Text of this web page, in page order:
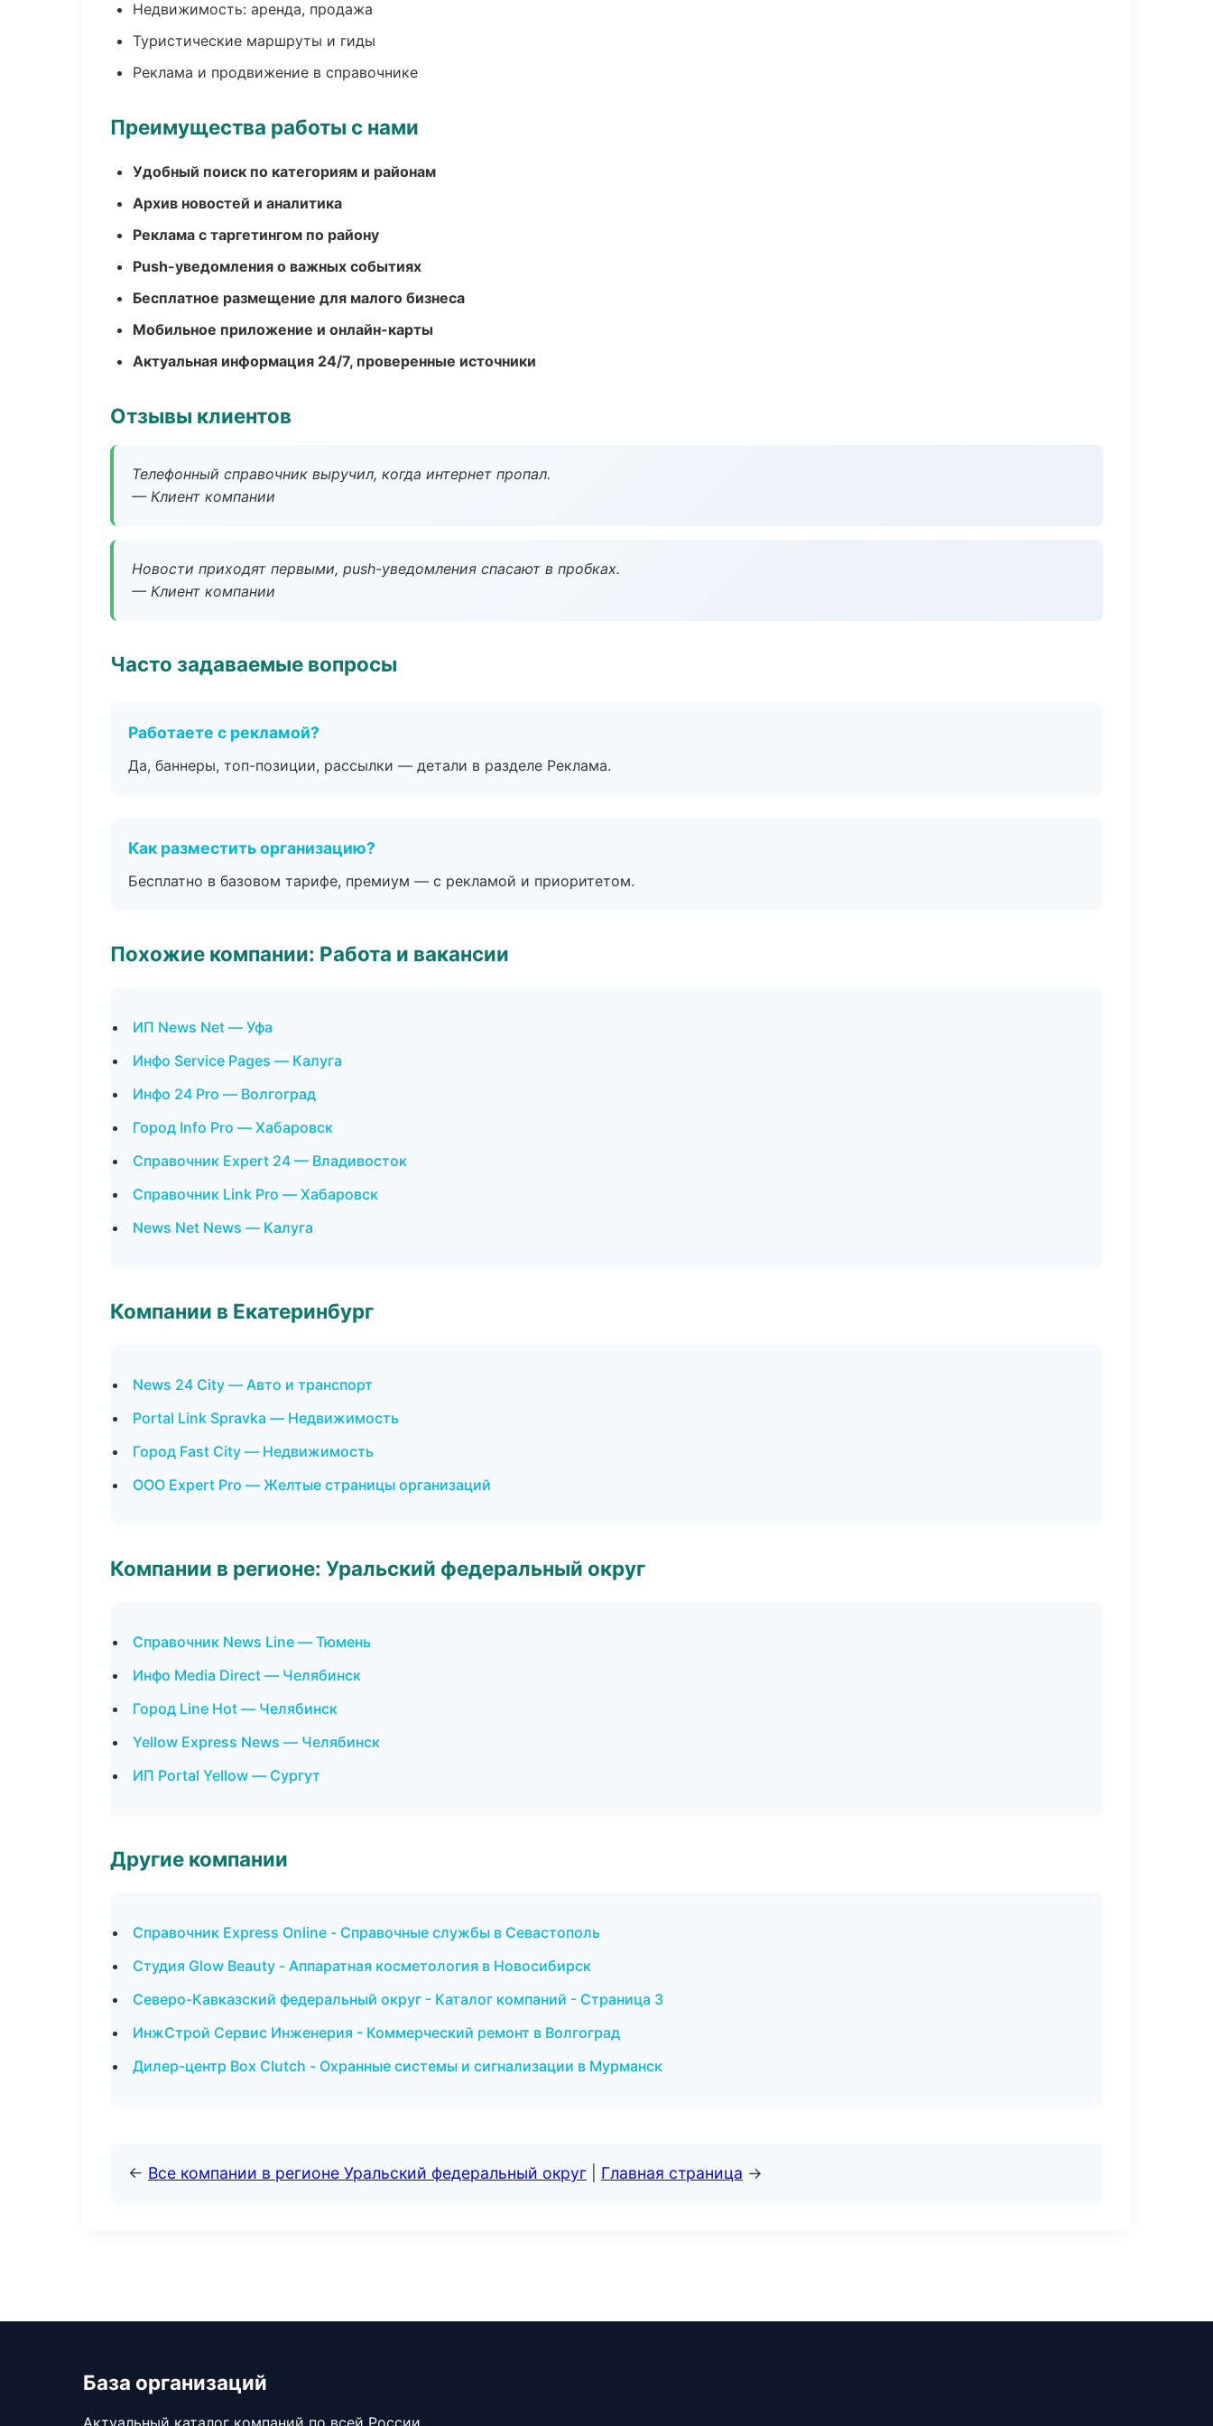
Недвижимость: аренда, продажа
Туристические маршруты и гиды
Реклама и продвижение в справочнике
Преимущества работы с нами
Удобный поиск по категориям и районам
Архив новостей и аналитика
Реклама с таргетингом по району
Push-уведомления о важных событиях
Бесплатное размещение для малого бизнеса
Мобильное приложение и онлайн-карты
Актуальная информация 24/7, проверенные источники
Отзывы клиентов
Телефонный справочник выручил, когда интернет пропал.
— Клиент компании
Новости приходят первыми, push-уведомления спасают в пробках.
— Клиент компании
Часто задаваемые вопросы
Работаете с рекламой?
Да, баннеры, топ-позиции, рассылки — детали в разделе Реклама.
Как разместить организацию?
Бесплатно в базовом тарифе, премиум — с рекламой и приоритетом.
Похожие компании: Работа и вакансии
ИП News Net — Уфа
Инфо Service Pages — Калуга
Инфо 24 Pro — Волгоград
Город Info Pro — Хабаровск
Справочник Expert 24 — Владивосток
Справочник Link Pro — Хабаровск
News Net News — Калуга
Компании в Екатеринбург
News 24 City — Авто и транспорт
Portal Link Spravka — Недвижимость
Город Fast City — Недвижимость
ООО Expert Pro — Желтые страницы организаций
Компании в регионе: Уральский федеральный округ
Справочник News Line — Тюмень
Инфо Media Direct — Челябинск
Город Line Hot — Челябинск
Yellow Express News — Челябинск
ИП Portal Yellow — Сургут
Другие компании
Справочник Express Online - Справочные службы в Севастополь
Студия Glow Beauty - Аппаратная косметология в Новосибирск
Северо-Кавказский федеральный округ - Каталог компаний - Страница 3
ИнжСтрой Сервис Инженерия - Коммерческий ремонт в Волгоград
Дилер-центр Box Clutch - Охранные системы и сигнализации в Мурманск
← Все компании в регионе Уральский федеральный округ Главная страница →
База организаций
Актуальный каталог компаний по всей России